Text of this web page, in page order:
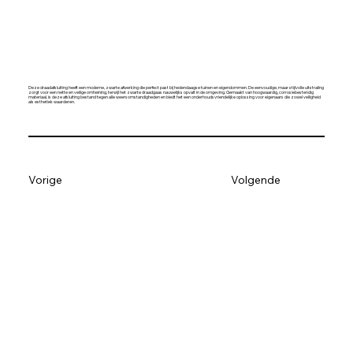
Deze draadafsluiting heeft een moderne, zwarte afwerking die perfect past bij hedendaagse tuinen en eigendommen. De eenvoudige, maar stijlvolle uitstraling
zorgt voor een nette en veilige omheining, terwijl het zwarte draadgaas nauwelijks opvalt in de omgeving. Gemaakt van hoogwaardig, corrosiebestendig
materiaal, is deze afsluiting bestand tegen alle weersomstandigheden en biedt het een onderhoudsvriendelijke oplossing voor eigenaars die zowel veiligheid
als esthetiek waarderen.
Volgende
Vorige